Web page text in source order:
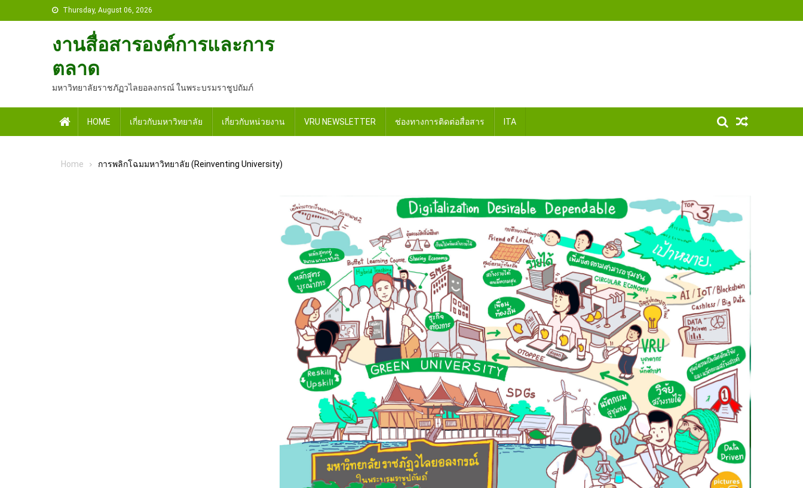
to
Thursday, August 06, 2026
งานสื่อสารองค์การและการ
ตลาด
มหาวิทยาลัยราชภัฏวไลยอลงกรณ์ ในพระบรมราชูปถัมภ์
Home
HOME เกี่ยวกับมหาวิทยาลัย เกี่ยวกับหน่วยงาน VRU NEWSLETTER ช่องทางการติดต่อสื่อสาร ITA
Home การพลิกโฉมมหาวิทยาลัย (Reinventing University)